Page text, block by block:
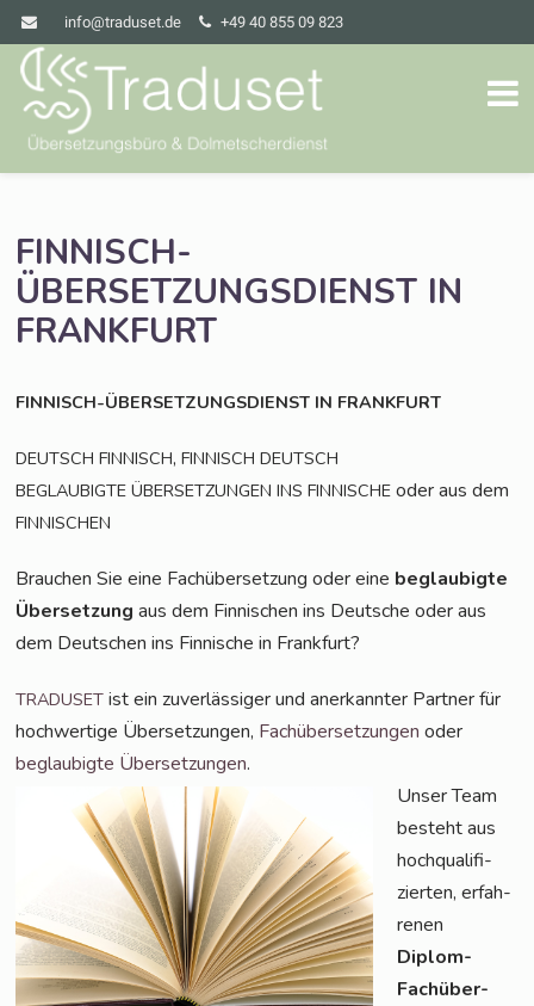
info@traduset.de +49 40 855 09 823
FINNISCH-
ÜBERSETZUNGSDIENST IN
FRANKFURT
FINNISCH-ÜBERSETZUNGSDIENST IN FRANKFURT
DEUTSCH FINNISCH,FINNISCH DEUTSCH
BEGLAUBIGTE ÜBERSETZUNGEN INS FINNISCHE oder aus dem
FINNISCHEN
Brau­chen Sie eine Fach­über­set­zung oder eine beglau­big­te
Über­set­zung aus dem Fin­ni­schen ins Deut­sche oder aus
dem Deut­schen ins Fin­ni­sche in Frankfurt?
TRADUSET ist ein zuver­läs­si­ger und aner­kann­ter Part­ner für
hoch­wer­ti­ge Über­set­zun­gen, Fach­über­set­zun­gen oder
beglau­big­te Über­set­zun­gen.
Unser Team
besteht aus
hoch­qua­li­fi­
zier­ten, erfah­
re­nen
Diplom-
Fach­über­